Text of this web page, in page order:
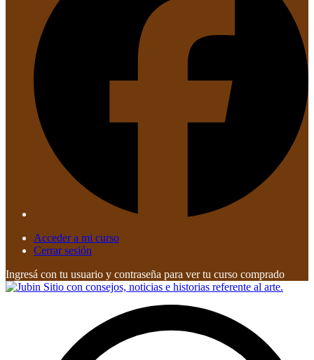
Acceder a mi curso
Cerrar sesión
Ingresá con tu usuario y contraseña para ver tu curso comprado